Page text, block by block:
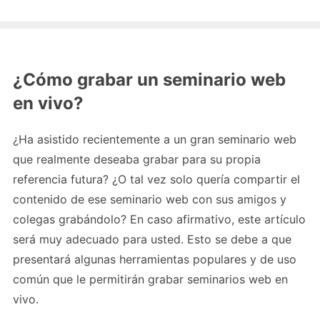
¿Cómo grabar un seminario web
en vivo?
¿Ha asistido recientemente a un gran seminario web
que realmente deseaba grabar para su propia
referencia futura? ¿O tal vez solo quería compartir el
contenido de ese seminario web con sus amigos y
colegas grabándolo? En caso afirmativo, este artículo
será muy adecuado para usted. Esto se debe a que
presentará algunas herramientas populares y de uso
común que le permitirán grabar seminarios web en
vivo.